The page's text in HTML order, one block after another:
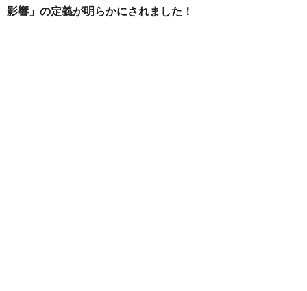
影響」の定義が明らかにされました！